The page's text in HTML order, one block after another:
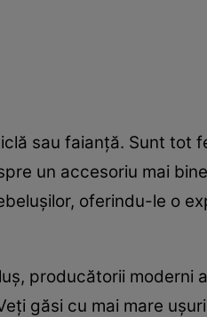
sau faianță. Sunt tot
un accesoriu mai
oferindu-le o
producătorii moderni
găsi cu mai mare